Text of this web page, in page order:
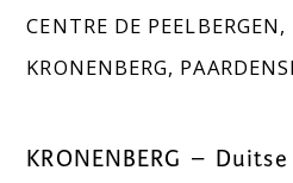
CENTRE DE PEELBERGEN,
KRONENBERG,
KRONENBERG –